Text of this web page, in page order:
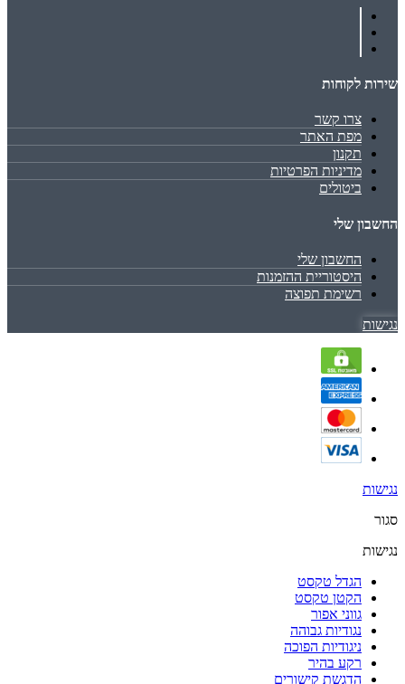
שירות לקוחות
צרו קשר
מפת האתר
תקנון
מדיניות הפרטיות
ביטולים
החשבון שלי
החשבון שלי
היסטוריית ההזמנות
רשימת תפוצה
נגישות
נגישות
סגור
נגישות
הגדל טקסט
הקטן טקסט
גווני אפור
נגודיות גבוהה
ניגודיות הפוכה
רקע בהיר
הדגשת קישורים